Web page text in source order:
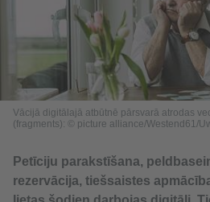
Vācijā digitālajā atbūtnē pārsvarā atrodas
(fragments): © picture alliance/Westend61/
Petīciju parakstīšana,
rezervācija, tiešsaistes